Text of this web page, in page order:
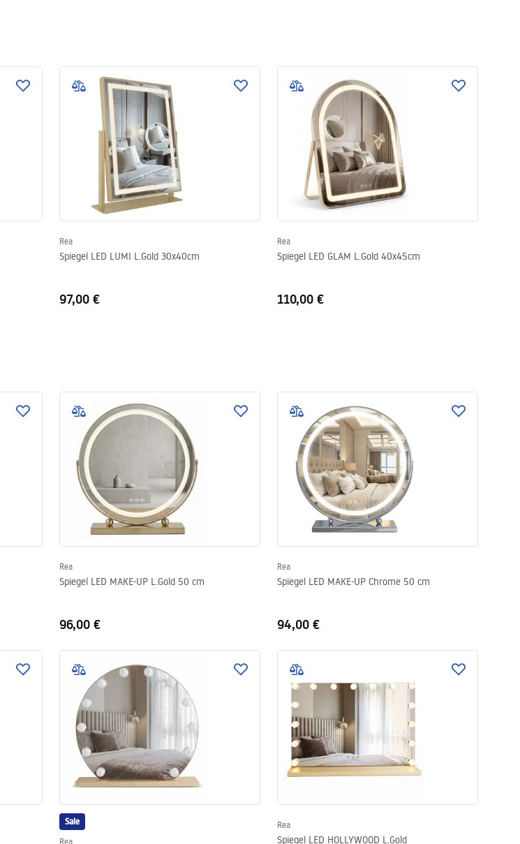
Rea
Spiegel LED LUMI L.Gold 30x40cm
97,00 €
Rea
Spiegel LED GLAM L.Gold 40x45cm
110,00 €
Rea
Spiegel LED MAKE-UP L.Gold 50 cm
96,00 €
Rea
Spiegel LED MAKE-UP Chrome 50 cm
94,00 €
Sale
Rea
Rea
Spiegel LED HOLLYWOOD L.Gold